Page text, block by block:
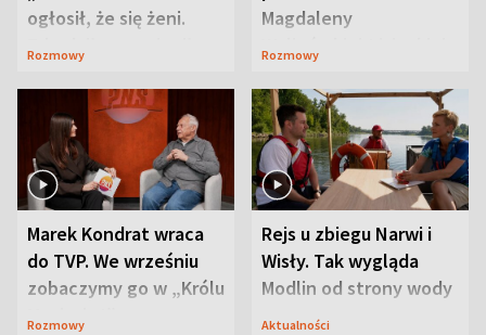
ogłosił, że się żeni.
Zdradził, co zmienił
Rozmowy
Magdaleny
Waligórskiej-Lisieckiej.
Rozmowy
Marek Kondrat wraca
do TVP. We wrześniu
zobaczymy go w „Królu
Maciusiu I”
Rozmowy
Rejs u zbiegu Narwi i
Wisły. Tak wygląda
Modlin od strony wody
Aktualności